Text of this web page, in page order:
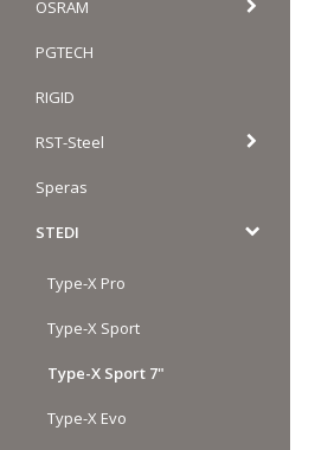
OSRAM
PGTECH
RIGID
RST-Steel
Speras
STEDI
Type-X Pro
Type-X Sport
Type-X Sport 7"
Type-X Evo